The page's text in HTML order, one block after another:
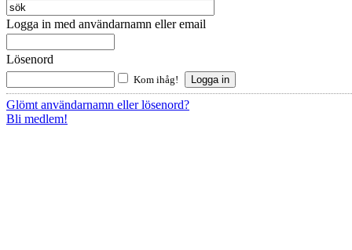
Logga in med användarnamn eller email
Lösenord
Kom ihåg!
Glömt användarnamn eller lösenord?
Bli medlem!